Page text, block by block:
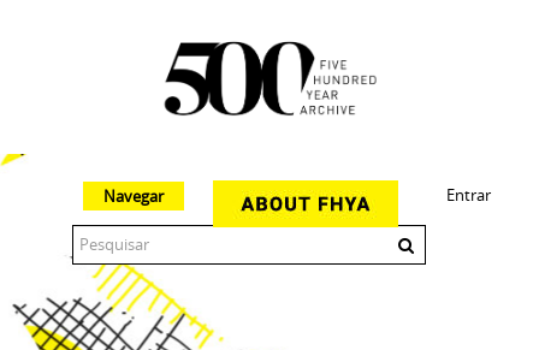
Entrar
Navegar